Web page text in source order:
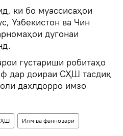
ки бо муассисаҳои
Узбекистон ва Чин
дугонаи
густариши робитаҳо
дар доираи СҲШ тасдиқ
дахлдорро имзо
Илм ва фанноварӣ